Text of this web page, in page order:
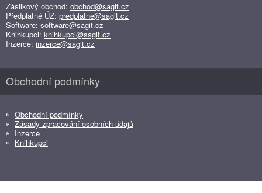
Zásilkový obchod: obchod@sagit.cz
Předplatné ÚZ: predplatne@sagit.cz
Software: software@sagit.cz
Knihkupci: knihkupci@sagit.cz
Inzerce: inzerce@sagit.cz
Obchodní podmínky
Obchodní podmínky
Zásady zpracování osobních údajů
Inzerce
Knihkupci